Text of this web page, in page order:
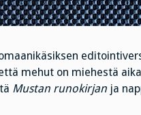
mehut on miehestä
Mustan runokirjanja